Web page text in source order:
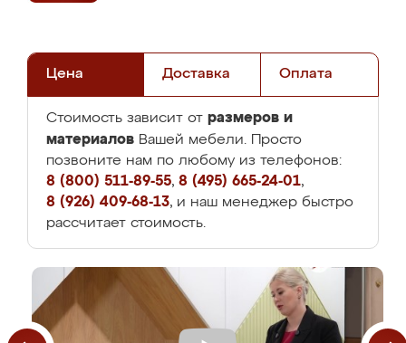
Цена Доставка Оплата
Стоимость зависит от размеров и
материалов Вашей мебели. Просто
позвоните нам по любому из телефонов:
8 (800) 511-89-55, 8 (495) 665-24-01,
8 (926) 409-68-13, и наш менеджер быстро
рассчитает стоимость.